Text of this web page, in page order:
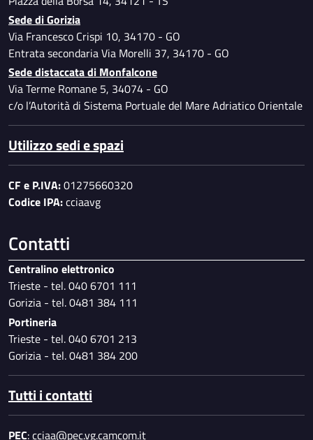
Sede di Gorizia
Via Francesco Crispi 10, 34170 - GO
Entrata secondaria Via Morelli 37, 34170 - GO
Sede distaccata di Monfalcone
Via Terme Romane 5, 34074 - GO
c/o l’Autorità di Sistema Portuale del Mare Adriatico Orientale
Utilizzo sedi e spazi
CF e P.IVA:01275660320
Codice IPA:cciaavg
Contatti
Centralino elettronico
Trieste - tel. 040 6701 111
Gorizia - tel. 0481 384 111
Portineria
Trieste - tel. 040 6701 213
Gorizia - tel. 0481 384 200
Tutti i contatti
PEC:cciaa@pec.vg.camcom.it